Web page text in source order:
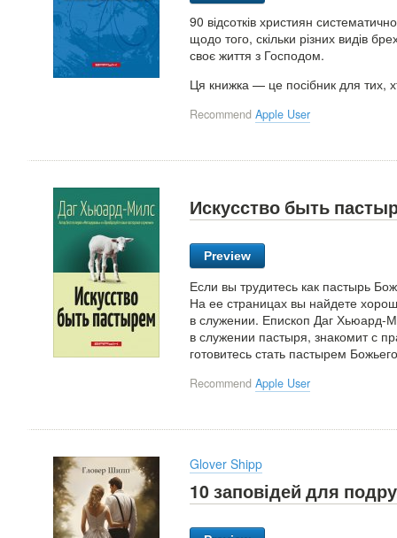
90 відсотків християн
щодо того, скільки різних видів
своє життя з Господом.
Ця книжка — це посібник для тих,
Recommend Apple User
Искусство быть
Preview
Если вы трудитесь как пастырь
На ее страницах вы найдете
в служении. Епископ Даг Хьюард-
в служении пастыря, знакомит с
готовитесь стать пастырем
Recommend Apple User
Glover Shipp
10 заповідей для